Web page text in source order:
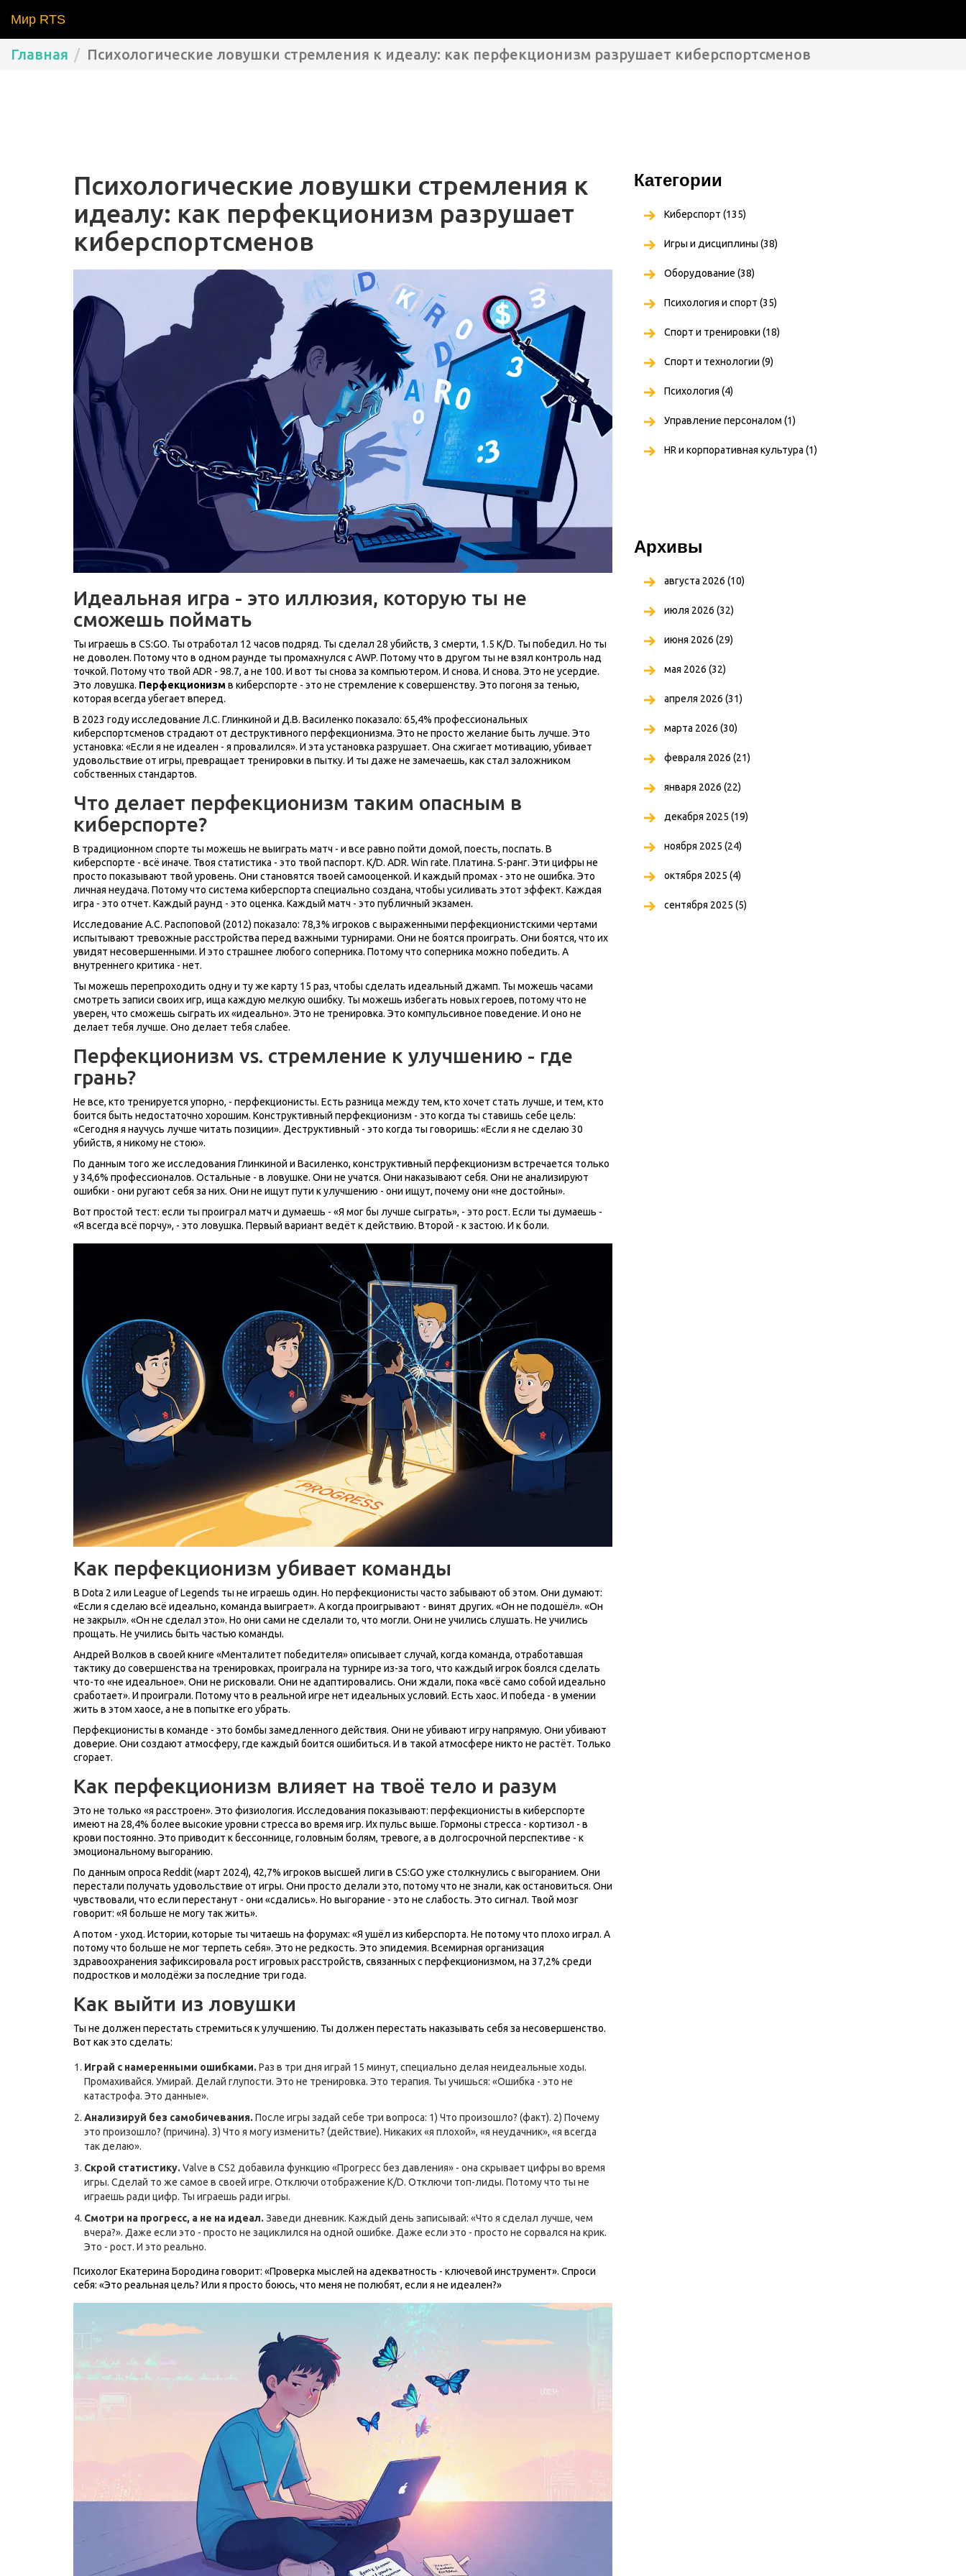
Мир RTS
Главная Психологические ловушки стремления к идеалу: как перфекционизм разрушает киберспортсменов
Психологические ловушки стремления к
идеалу: как перфекционизм разрушает
киберспортсменов
Идеальная игра - это иллюзия, которую ты не
сможешь поймать
Ты играешь в CS:GO. Ты отработал 12 часов подряд. Ты сделал 28 убийств, 3 смерти, 1.5 K/D. Ты победил. Но ты
не доволен. Потому что в одном раунде ты промахнулся с AWP. Потому что в другом ты не взял контроль над
точкой. Потому что твой ADR - 98.7, а не 100. И вот ты снова за компьютером. И снова. И снова. Это не усердие.
Это ловушка. Перфекционизм в киберспорте - это не стремление к совершенству. Это погоня за тенью,
которая всегда убегает вперед.
В 2023 году исследование Л.С. Глинкиной и Д.В. Василенко показало: 65,4% профессиональных
киберспортсменов страдают от деструктивного перфекционизма. Это не просто желание быть лучше. Это
установка: «Если я не идеален - я провалился». И эта установка разрушает. Она сжигает мотивацию, убивает
удовольствие от игры, превращает тренировки в пытку. И ты даже не замечаешь, как стал заложником
собственных стандартов.
Что делает перфекционизм таким опасным в
киберспорте?
В традиционном спорте ты можешь не выиграть матч - и все равно пойти домой, поесть, поспать. В
киберспорте - всё иначе. Твоя статистика - это твой паспорт. K/D. ADR. Win rate. Платина. S-ранг. Эти цифры не
просто показывают твой уровень. Они становятся твоей самооценкой. И каждый промах - это не ошибка. Это
личная неудача. Потому что система киберспорта специально создана, чтобы усиливать этот эффект. Каждая
игра - это отчет. Каждый раунд - это оценка. Каждый матч - это публичный экзамен.
Исследование А.С. Распоповой (2012) показало: 78,3% игроков с выраженными перфекционистскими чертами
испытывают тревожные расстройства перед важными турнирами. Они не боятся проиграть. Они боятся, что их
увидят несовершенными. И это страшнее любого соперника. Потому что соперника можно победить. А
внутреннего критика - нет.
Ты можешь перепроходить одну и ту же карту 15 раз, чтобы сделать идеальный джамп. Ты можешь часами
смотреть записи своих игр, ища каждую мелкую ошибку. Ты можешь избегать новых героев, потому что не
уверен, что сможешь сыграть их «идеально». Это не тренировка. Это компульсивное поведение. И оно не
делает тебя лучше. Оно делает тебя слабее.
Перфекционизм vs. стремление к улучшению - где
грань?
Не все, кто тренируется упорно, - перфекционисты. Есть разница между тем, кто хочет стать лучше, и тем, кто
боится быть недостаточно хорошим. Конструктивный перфекционизм - это когда ты ставишь себе цель:
«Сегодня я научусь лучше читать позиции». Деструктивный - это когда ты говоришь: «Если я не сделаю 30
убийств, я никому не стою».
По данным того же исследования Глинкиной и Василенко, конструктивный перфекционизм встречается только
у 34,6% профессионалов. Остальные - в ловушке. Они не учатся. Они наказывают себя. Они не анализируют
ошибки - они ругают себя за них. Они не ищут пути к улучшению - они ищут, почему они «не достойны».
Вот простой тест: если ты проиграл матч и думаешь - «Я мог бы лучше сыграть», - это рост. Если ты думаешь -
«Я всегда всё порчу», - это ловушка. Первый вариант ведёт к действию. Второй - к застою. И к боли.
Как перфекционизм убивает команды
В Dota 2 или League of Legends ты не играешь один. Но перфекционисты часто забывают об этом. Они думают:
«Если я сделаю всё идеально, команда выиграет». А когда проигрывают - винят других. «Он не подошёл». «Он
не закрыл». «Он не сделал это». Но они сами не сделали то, что могли. Они не учились слушать. Не учились
прощать. Не учились быть частью команды.
Андрей Волков в своей книге «Менталитет победителя» описывает случай, когда команда, отработавшая
тактику до совершенства на тренировках, проиграла на турнире из-за того, что каждый игрок боялся сделать
что-то «не идеальное». Они не рисковали. Они не адаптировались. Они ждали, пока «всё само собой идеально
сработает». И проиграли. Потому что в реальной игре нет идеальных условий. Есть хаос. И победа - в умении
жить в этом хаосе, а не в попытке его убрать.
Перфекционисты в команде - это бомбы замедленного действия. Они не убивают игру напрямую. Они убивают
доверие. Они создают атмосферу, где каждый боится ошибиться. И в такой атмосфере никто не растёт. Только
сгорает.
Как перфекционизм влияет на твоё тело и разум
Это не только «я расстроен». Это физиология. Исследования показывают: перфекционисты в киберспорте
имеют на 28,4% более высокие уровни стресса во время игр. Их пульс выше. Гормоны стресса - кортизол - в
крови постоянно. Это приводит к бессоннице, головным болям, тревоге, а в долгосрочной перспективе - к
эмоциональному выгоранию.
По данным опроса Reddit (март 2024), 42,7% игроков высшей лиги в CS:GO уже столкнулись с выгоранием. Они
перестали получать удовольствие от игры. Они просто делали это, потому что не знали, как остановиться. Они
чувствовали, что если перестанут - они «сдались». Но выгорание - это не слабость. Это сигнал. Твой мозг
говорит: «Я больше не могу так жить».
А потом - уход. Истории, которые ты читаешь на форумах: «Я ушёл из киберспорта. Не потому что плохо играл. А
потому что больше не мог терпеть себя». Это не редкость. Это эпидемия. Всемирная организация
здравоохранения зафиксировала рост игровых расстройств, связанных с перфекционизмом, на 37,2% среди
подростков и молодёжи за последние три года.
Как выйти из ловушки
Ты не должен перестать стремиться к улучшению. Ты должен перестать наказывать себя за несовершенство.
Вот как это сделать:
Играй с намеренными ошибками. Раз в три дня играй 15 минут, специально делая неидеальные ходы.
Промахивайся. Умирай. Делай глупости. Это не тренировка. Это терапия. Ты учишься: «Ошибка - это не
катастрофа. Это данные».
Анализируй без самобичевания. После игры задай себе три вопроса: 1) Что произошло? (факт). 2) Почему
это произошло? (причина). 3) Что я могу изменить? (действие). Никаких «я плохой», «я неудачник», «я всегда
так делаю».
Скрой статистику. Valve в CS2 добавила функцию «Прогресс без давления» - она скрывает цифры во время
игры. Сделай то же самое в своей игре. Отключи отображение K/D. Отключи топ-лиды. Потому что ты не
играешь ради цифр. Ты играешь ради игры.
Смотри на прогресс, а не на идеал. Заведи дневник. Каждый день записывай: «Что я сделал лучше, чем
вчера?». Даже если это - просто не зациклился на одной ошибке. Даже если это - просто не сорвался на крик.
Это - рост. И это реально.
Психолог Екатерина Бородина говорит: «Проверка мыслей на адекватность - ключевой инструмент». Спроси
себя: «Это реальная цель? Или я просто боюсь, что меня не полюбят, если я не идеален?»
Категории
Киберспорт (135)
Игры и дисциплины (38)
Оборудование (38)
Психология и спорт (35)
Спорт и тренировки (18)
Спорт и технологии (9)
Психология (4)
Управление персоналом (1)
HR и корпоративная культура (1)
Архивы
августа 2026 (10)
июля 2026 (32)
июня 2026 (29)
мая 2026 (32)
апреля 2026 (31)
марта 2026 (30)
февраля 2026 (21)
января 2026 (22)
декабря 2025 (19)
ноября 2025 (24)
октября 2025 (4)
сентября 2025 (5)